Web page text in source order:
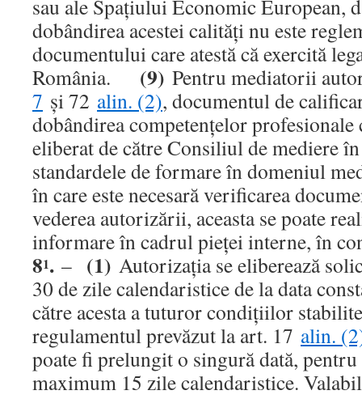
sau ale Spaţiului Economic European,
dobândirea acestei calităţi nu este
documentului care atestă că exercită
România. (9) Pentru mediatorii
7 şi 72 alin. (2), documentul de
dobândirea competenţelor profesionale
eliberat de către Consiliul de mediere
standardele de formare în domeniul
în care este necesară verificarea
vederea autorizării, aceasta se poate
informare în cadrul pieţei interne,
81. – (1) Autorizaţia se eliberează
30 de zile calendaristice de la data
către acesta a tuturor condiţiilor
regulamentul prevăzut la art. 17 alin.
poate fi prelungit o singură dată,
maximum 15 zile calendaristice.